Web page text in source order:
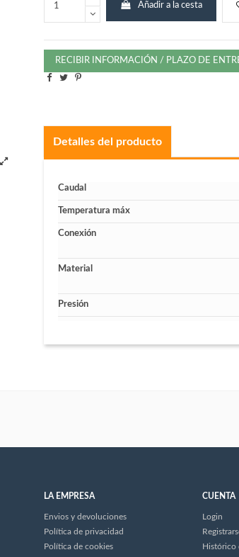
Añadir a la cesta
RECIBIR INFORMACIÓN / PLAZO DE
Detalles del producto
Caudal
Temperatura máx
Conexión
Material
Presión
LA EMPRESA
Envios y devoluciones
Política de privacidad
Política de cookies
CUENTA
Login
Histórico